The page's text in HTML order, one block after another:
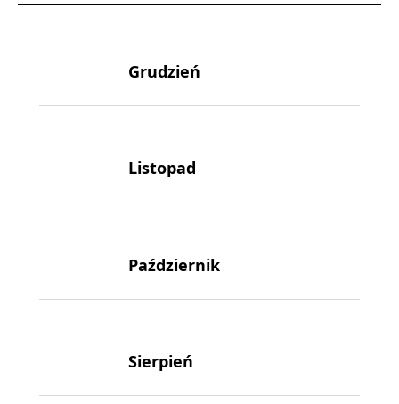
Grudzień
Listopad
Październik
Sierpień